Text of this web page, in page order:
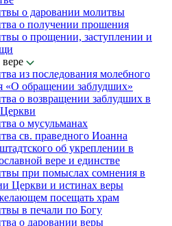
о даровании молитвы
о получении прошения
о прощении, заступлении и
из последования молебного
«О обращении заблудших»
о возвращении заблудших в
о мусульманах
св. праведного Иоанна
об укреплении в
вере и единстве
при помыслах сомнения в
Церкви и истинах веры
посещать храм
в печали по Богу
о даровании веры